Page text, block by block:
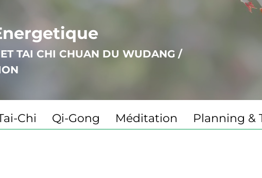
TAI CHI CHUAN DU WUDANG /
Chi Qi-Gong Méditation Planning &